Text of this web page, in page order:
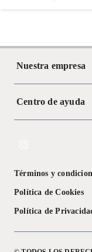
Nuestra empresa
Acerca de Crate
Centro de ayuda
Textos Legales
Términos y
Política de Cookies
Política de